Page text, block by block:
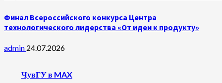
Финал Всероссийского конкурса Центра
технологического лидерства «От идеи к продукту»
admin 24.07.2026
ЧувГУ в MAX